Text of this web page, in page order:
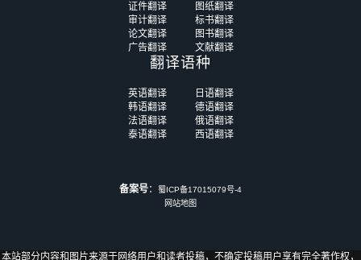
证件翻译
图纸翻译
审计翻译
标书翻译
论文翻译
图书翻译
广告翻译
文献翻译
翻译语种
英语翻译
日语翻译
韩语翻译
德语翻译
法语翻译
俄语翻译
泰语翻译
西语翻译
备案号：
蜀ICP备17015079号-4
网站地图
本站部分内容和图片来源于网络用户和读者投稿，不确定投稿用户享有完全著作权，